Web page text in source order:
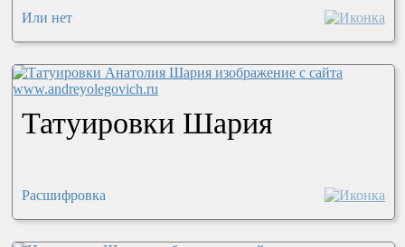
Или нет
Татуировки Шария
Расшифровка